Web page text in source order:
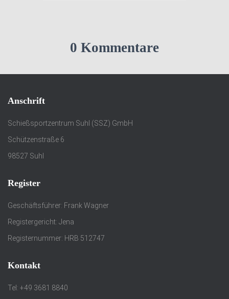
0 Kommentare
Anschrift
Schießsportzentrum Suhl (SSZ) GmbH
Schützenstraße 6
98527 Suhl
Register
Geschäftsführer: Frank Wagner
Registergericht: Jena
Registernummer: HRB 512747
Kontakt
Tel: +49 3681 8840